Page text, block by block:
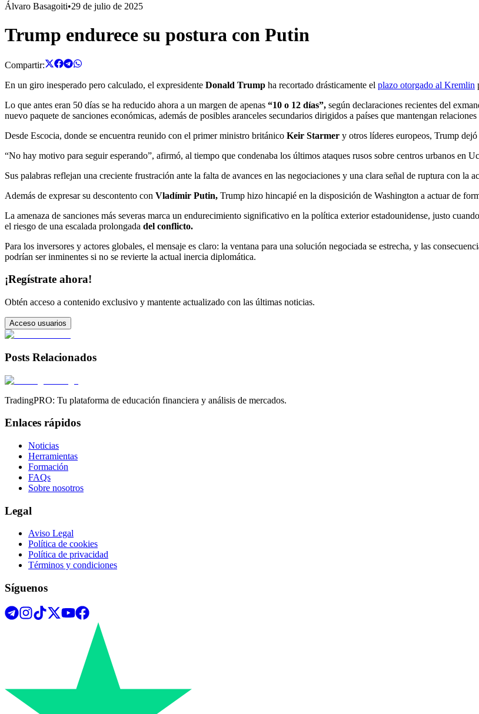
Álvaro Basagoiti•29 de julio de 2025
Trump endurece su postura con Putin
Compartir:
En un giro inesperado pero calculado, el expresidente Donald Trump ha recortado drásticamente el plazo otorgado al Kremlin
Lo que antes eran 50 días se ha reducido ahora a un margen de apenas “10 o 12 días”, según declaraciones recientes del
nuevo paquete de sanciones económicas, además de posibles aranceles secundarios dirigidos a países que mantengan
Desde Escocia, donde se encuentra reunido con el primer ministro británico Keir Starmer y otros líderes europeos, Trump
“No hay motivo para seguir esperando”, afirmó, al tiempo que condenaba los últimos ataques rusos sobre centros urbanos en
Sus palabras reflejan una creciente frustración ante la falta de avances en las negociaciones y una clara señal de ruptura con la
Además de expresar su descontento con Vladímir Putin, Trump hizo hincapié en la disposición de Washington a actuar de
La amenaza de sanciones más severas marca un endurecimiento significativo en la política exterior estadounidense, justo
el riesgo de una escalada prolongada del conflicto.
Para los inversores y actores globales, el mensaje es claro: la ventana para una solución negociada se estrecha, y las
podrían ser inminentes si no se revierte la actual inercia diplomática.
¡Regístrate ahora!
Obtén acceso a contenido exclusivo y mantente actualizado con las últimas noticias.
Acceso usuarios
Posts Relacionados
TradingPRO: Tu plataforma de educación financiera y análisis de mercados.
Enlaces rápidos
Noticias
Herramientas
Formación
FAQs
Sobre nosotros
Legal
Aviso Legal
Política de cookies
Política de privacidad
Términos y condiciones
Síguenos